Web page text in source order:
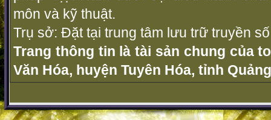
môn và kỹ thuật.
Trụ sở: Đặt tại trung tâm lưu trữ truyền
Trang thông tin là tài sản chung của
Văn Hóa, huyện Tuyên Hóa, tỉnh